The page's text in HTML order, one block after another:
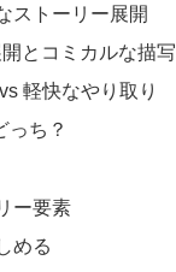
ストーリー展開
とコミカルな描写
軽快なやり取り
っち？
ー要素
める